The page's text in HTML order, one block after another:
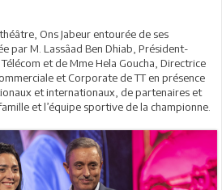
Ons Jabeur entourée de ses
par M. Lassâad Ben Dhiab, Président-
et de Mme Hela Goucha, Directrice
et Corporate de TT en présence
et internationaux, de partenaires et
et l’équipe sportive de la championne.